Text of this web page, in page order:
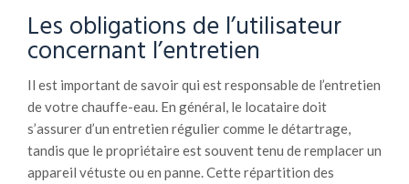
Les obligations de l’utilisateur
concernant l’entretien
Il est important de savoir qui est responsable de l’entretien
de votre chauffe-eau. En général, le locataire doit
s’assurer d’un entretien régulier comme le détartrage,
tandis que le propriétaire est souvent tenu de remplacer un
appareil vétuste ou en panne. Cette répartition des